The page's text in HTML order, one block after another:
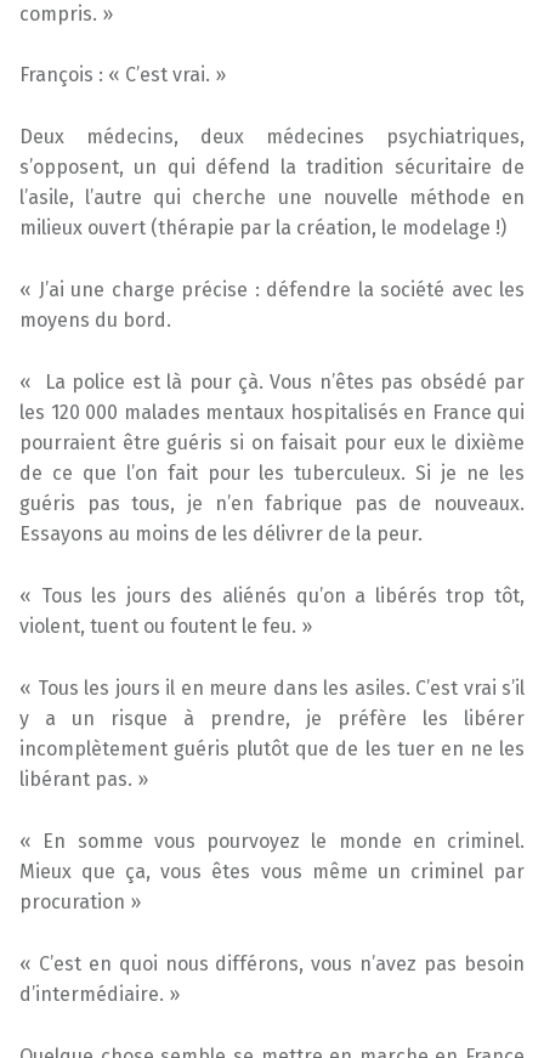
compris. »
François : « C’est vrai. »
Deux médecins, deux médecines psychiatriques,
s’opposent, un qui défend la tradition sécuritaire de
l’asile, l’autre qui cherche une nouvelle méthode en
milieux ouvert (thérapie par la création, le modelage !)
« J’ai une charge précise : défendre la société avec les
moyens du bord.
« La police est là pour çà. Vous n’êtes pas obsédé par
les 120 000 malades mentaux hospitalisés en France qui
pourraient être guéris si on faisait pour eux le dixième
de ce que l’on fait pour les tuberculeux. Si je ne les
guéris pas tous, je n’en fabrique pas de nouveaux.
Essayons au moins de les délivrer de la peur.
« Tous les jours des aliénés qu’on a libérés trop tôt,
violent, tuent ou foutent le feu. »
« Tous les jours il en meure dans les asiles. C’est vrai s’il
y a un risque à prendre, je préfère les libérer
incomplètement guéris plutôt que de les tuer en ne les
libérant pas. »
« En somme vous pourvoyez le monde en criminel.
Mieux que ça, vous êtes vous même un criminel par
procuration »
« C’est en quoi nous différons, vous n’avez pas besoin
d’intermédiaire. »